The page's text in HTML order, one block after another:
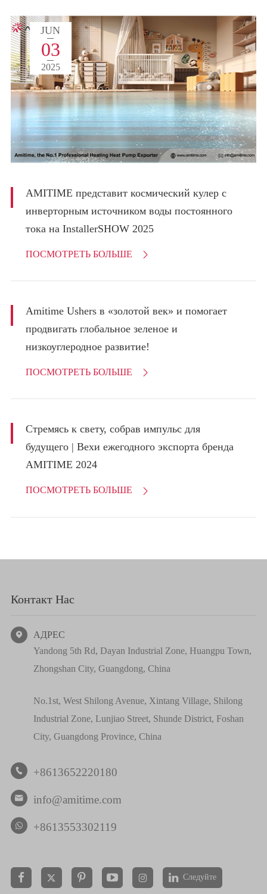
JUN
03
2025
AMITIME представит космический кулер с
инверторным источником воды постоянного
тока на InstallerSHOW 2025
ПОСМОТРЕТЬ БОЛЬШЕ 
Amitime Ushers в «золотой век» и помогает
продвигать глобальное зеленое и
низкоуглеродное развитие!
ПОСМОТРЕТЬ БОЛЬШЕ 
Стремясь к свету, собрав импульс для
будущего | Вехи ежегодного экспорта бренда
AMITIME 2024
ПОСМОТРЕТЬ БОЛЬШЕ 
Контакт Нас

АДРЕС
Yandong 5th Rd, Dayan Industrial Zone, Huangpu Town,
Zhongshan City, Guangdong, China
No.1st, West Shilong Avenue, Xintang Village, Shilong
Industrial Zone, Lunjiao Street, Shunde District, Foshan
City, Guangdong Province, China
 +8613652220180
 info@amitime.com
+8613553302119
  Следуйте